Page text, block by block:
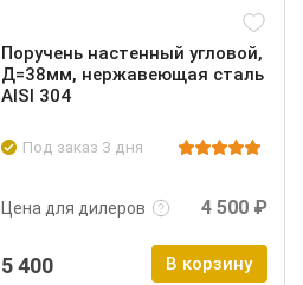
Поручень настенный угловой,
Д=38мм, нержавеющая сталь
AISI 304
Под заказ 3 дня
Цена для дилеров
Подробнее Войти
4 500 ₽
5 400 В корзину